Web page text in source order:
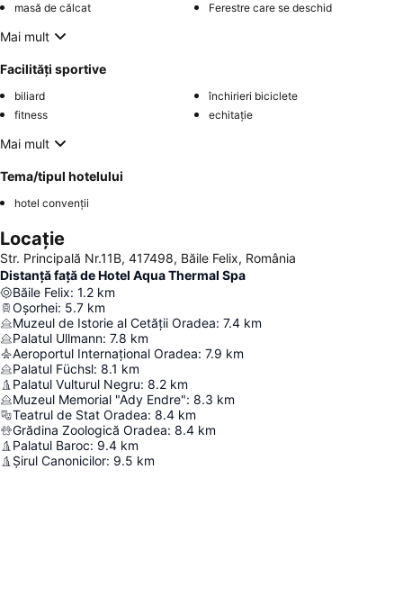
masă de călcat Ferestre care se deschid
Mai mult
Facilități sportive
biliard
închirieri biciclete
fitness
echitație
Mai mult
Tema/tipul hotelului
hotel convenții
Locație
Str. Principală Nr.11B, 417498, Băile Felix, România
Distanță față de Hotel Aqua Thermal Spa
Băile Felix: 1.2 km
Oșorhei: 5.7 km
Muzeul de Istorie al Cetății Oradea: 7.4 km
Palatul Ullmann: 7.8 km
Aeroportul Internațional Oradea: 7.9 km
Palatul Füchsl: 8.1 km
Palatul Vulturul Negru: 8.2 km
Muzeul Memorial "Ady Endre": 8.3 km
Teatrul de Stat Oradea: 8.4 km
Grădina Zoologică Oradea: 8.4 km
Palatul Baroc: 9.4 km
Șirul Canonicilor: 9.5 km